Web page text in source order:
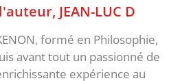
JEAN-LUC D
formé en Philosophie,
avant tout un passionné de
expérience au